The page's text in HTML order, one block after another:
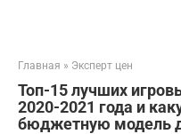
Главная » Эксперт цен
Топ-15 лучших
2020-2021 года и
бюджетную модель